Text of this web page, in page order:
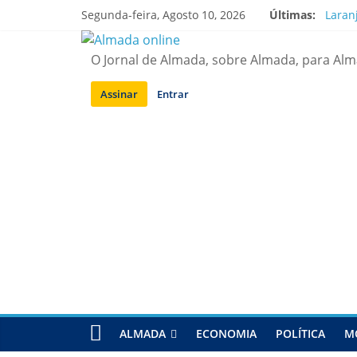
Segunda-feira, Agosto 10, 2026 Últimas:
APA
O Jornal de Almada, sobre Almada, para
Assinar Entrar
ALMADA ECONOMIA POLÍTICA